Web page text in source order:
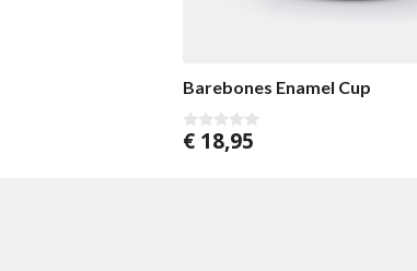
Barebones Enamel Cup
0
€ 18,95